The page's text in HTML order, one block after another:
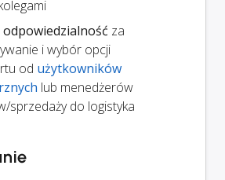
odpowiedzialność za
i wybór opcji
od użytkowników
lub menedżerów
sprzedaży do logistyka